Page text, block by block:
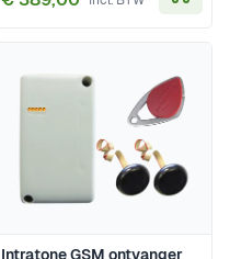
Intratone GSM ontvanger